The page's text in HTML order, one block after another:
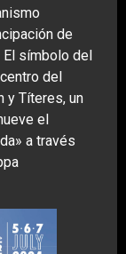
de
El símbolo del
del
y Títeres, un
el
a través